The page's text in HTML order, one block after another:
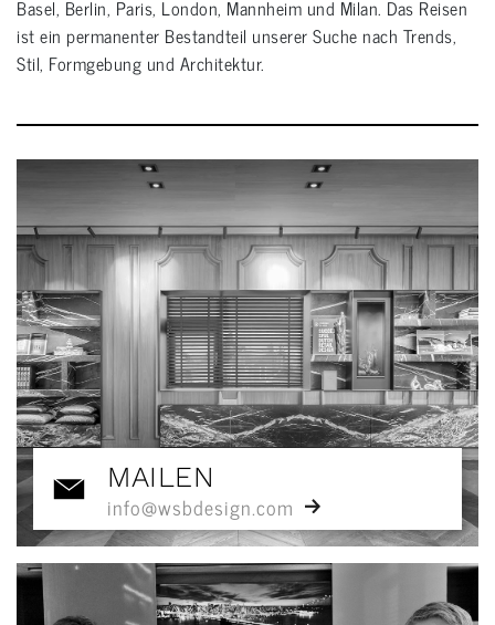
Basel, Berlin, Paris, London, Mannheim und Milan. Das Reisen
ist ein permanenter Bestandteil unserer Suche nach Trends,
Stil, Formgebung und Architektur.
MAILEN
info@wsbdesign.com